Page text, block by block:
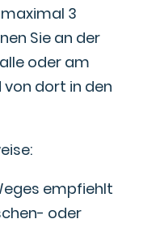
3
Sie an der
oder am
von dort in den
empfiehlt
oder